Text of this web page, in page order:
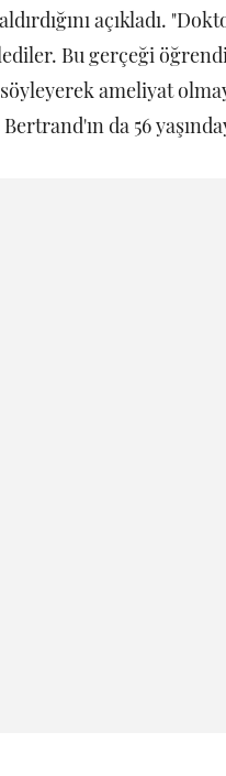
açıkladı.
Bu gerçeği
ameliyat
da 56